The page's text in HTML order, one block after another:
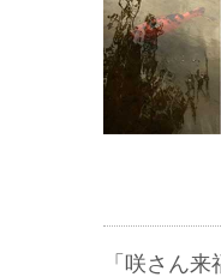
「咲さん来